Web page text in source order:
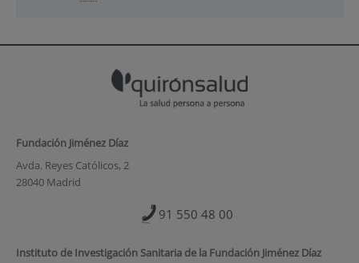
Fundación Jiménez Díaz
Avda. Reyes Católicos, 2
28040 Madrid
91 550 48 00
Instituto de Investigación Sanitaria de la Fundación Jiménez Díaz